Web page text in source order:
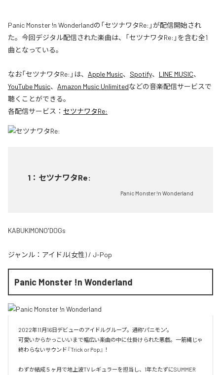
Panic Monster !n Wonderlandの「セツナワタRe:」が配信開始され
た。今回デジタル配信された楽曲は、「セツナワタRe:」を含む全1
曲となっている。
なお「セツナワタRe: 」は、 Apple Music、 Spotify、 LINE MUSIC、
YouTube Music、 Amazon Music Unlimitedなどの音楽配信サービスで
聴くことができる。
各配信サービス： セツナワタRe:
1 ： セツナワタRe:
Panic Monster !n Wonderland
KABUKIMONO'DOGs
ジャンル： アイドル(女性) / J-Pop
Panic Monster !n Wonderland
2022年11月16日デビューのアイドルグループ。通称"パニモン"。
可愛いからかっこいいまで幅広い楽曲の中に仕掛けられた悪戯。一筋縄じゃ
終わらないサウンド『Trick or Pop』！
わずか結成５ヶ月で地上波TVレギュラーを担当し、1年たたずにSUMMER